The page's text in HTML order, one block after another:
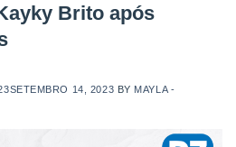
Brito após
SETEMBRO 14, 2023 BY MAYLA -